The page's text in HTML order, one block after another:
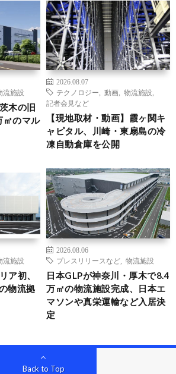
流施設
木の旧
㎡のマル
2026.08.07
テクノロジー
動画 物流施設
記者会見など
【現地取材・動画】霞ヶ関キ
ャピタル、川崎・東扇島の冷
凍自動倉庫を公開
流施設
ア初、
物流拠
2026.08.06
プレスリリースなど
物流施設
日本GLPが神奈川・厚木で8.4
万㎡の物流施設完成、日本エ
マソンや真栄運輸など入居決
定
Back to Top